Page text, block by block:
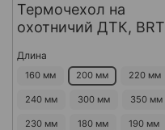
Термочехол на
охотничий ДТК, BRT
Длина
160 мм 200 мм 220 мм
240 мм 300 мм 350 мм
230 мм 180 мм 190 мм